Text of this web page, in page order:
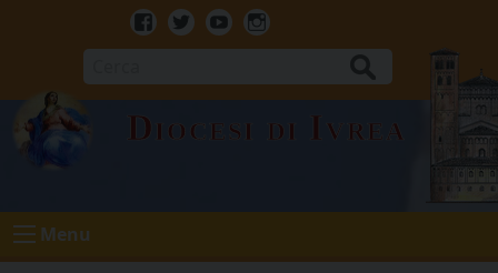
Facebook
TwitterYoutubeInstagram
Diocesi di Ivrea
Menu